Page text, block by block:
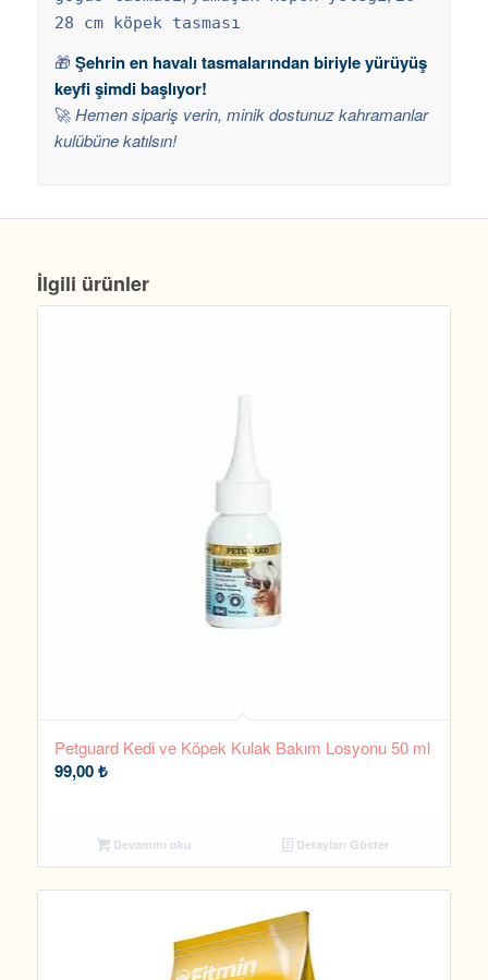
28 cm köpek tasması
🎁 Şehrin en havalı tasmalarından biriyle yürüyüş
keyfi şimdi başlıyor!
🚀Hemen sipariş verin, minik dostunuz kahramanlar
kulübüne katılsın!
İlgili ürünler
Petguard Kedi ve Köpek Kulak Bakım Losyonu 50 ml
99,00₺
Devamını oku Detayları Göster